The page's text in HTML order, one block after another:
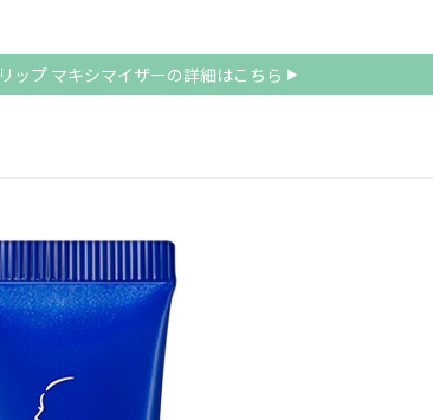
ップ マキシマイザーの詳細はこちら